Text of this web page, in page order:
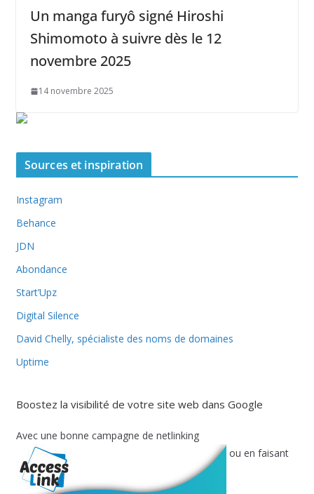
Un manga furyô signé Hiroshi
Shimomoto à suivre dès le 12
novembre 2025
14 novembre 2025
Sources et inspiration
Instagram
Behance
JDN
Abondance
Start’Upz
Digital Silence
David Chelly, spécialiste des noms de domaines
Uptime
Boostez la visibilité de votre site web dans Google
Avec une bonne campagne de netlinking
ou en faisant